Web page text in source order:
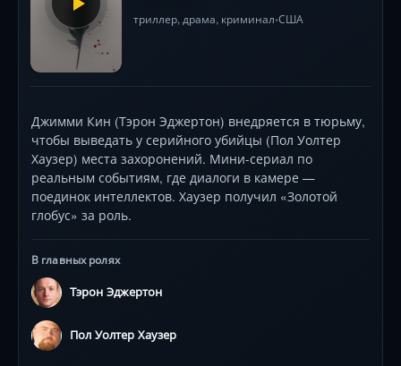
триллер, драма, криминал•США
Джимми Кин (Тэрон Эджертон) внедряется в тюрьму,
чтобы выведать у серийного убийцы (Пол Уолтер
Хаузер) места захоронений. Мини-сериал по
реальным событиям, где диалоги в камере —
поединок интеллектов. Хаузер получил «Золотой
глобус» за роль.
В главных ролях
Тэрон Эджертон
Пол Уолтер Хаузер